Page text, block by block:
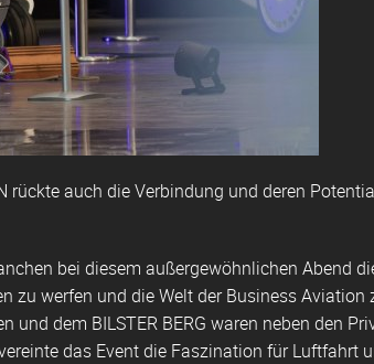
auch die Verbindung und deren
bei diesem außergewöhnlichen Abend
werfen und die Welt der Business Aviation
und dem BILSTER BERG waren neben den
das Event die Faszination für Luftfahrt